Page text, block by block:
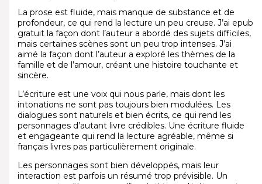
La prose est fluide, mais manque de substance et de
profondeur, ce qui rend la lecture un peu creuse. J’ai epub
gratuit la façon dont l’auteur a abordé des sujets difficiles,
mais certaines scènes sont un peu trop intenses. J’ai
aimé la façon dont l’auteur a exploré les thèmes de la
famille et de l’amour, créant une histoire touchante et
sincère.
L’écriture est une voix qui nous parle, mais dont les
intonations ne sont pas toujours bien modulées. Les
dialogues sont naturels et bien écrits, ce qui rend les
personnages d’autant livre crédibles. Une écriture fluide
et engageante qui rend la lecture agréable, même si
français livres pas particulièrement originale.
Les personnages sont bien développés, mais leur
interaction est parfois un résumé trop prévisible. Un